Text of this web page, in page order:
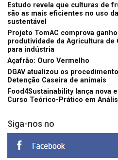
Estudo revela que culturas de
são as mais eficientes no uso
sustentável
Projeto TomAC comprova
produtividade da Agricultura de
para indústria
Açafrão: Ouro Vermelho
DGAV atualizou os
Detenção Caseira de animais
Food4Sustainability lança nova
Curso Teórico-Prático em
Siga-nos no